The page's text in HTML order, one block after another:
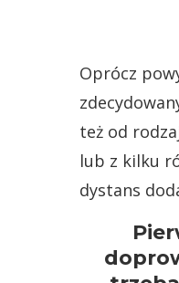
Oprócz
też od
lub z kilku
dystans